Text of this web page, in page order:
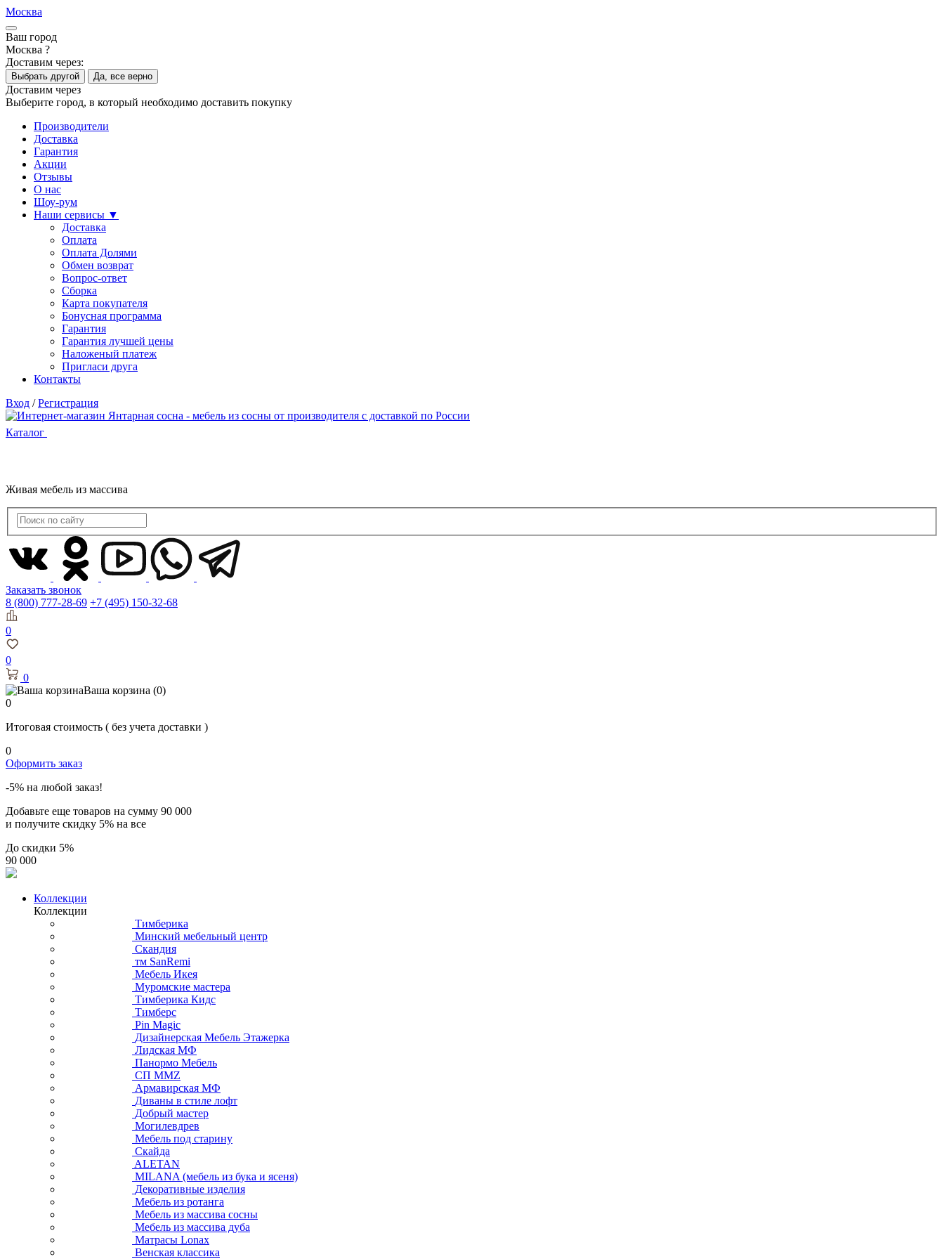
Москва
Ваш город
Москва ?
Доставим через:
Выбрать другой Да, все верно
Доставим через
Выберите город, в который необходимо доставить покупку
Производители
Доставка
Гарантия
Акции
Отзывы
О нас
Шоу-рум
Наши сервисы ▼
Доставка
Оплата
Оплата Долями
Обмен возврат
Вопрос-ответ
Сборка
Карта покупателя
Бонусная программа
Гарантия
Гарантия лучшей цены
Наложеный платеж
Пригласи друга
Контакты
Вход / Регистрация
Каталог
Живая мебель из массива
Заказать звонок
8 (800) 777-28-69 +7 (495) 150-32-68
0
0
0
Ваша корзина (0)
0
Итоговая стоимость ( без учета доставки )
0
Оформить заказ
-5% на любой заказ!
Добавьте еще товаров на сумму 90 000
и получите скидку 5% на все
До скидки 5%
90 000
Коллекции
Коллекции
Тимберика
Минский мебельный центр
Скандия
тм SanRemi
Мебель Икея
Муромские мастера
Тимберика Кидс
Тимберс
Pin Magic
Дизайнерская Мебель Этажерка
Лидская МФ
Панормо Мебель
СП ММZ
Армавирская МФ
Диваны в стиле лофт
Добрый мастер
Могилевдрев
Мебель под старину
Скайда
ALETAN
MILANA (мебель из бука и ясеня)
Декоративные изделия
Мебель из ротанга
Мебель из массива сосны
Мебель из массива дуба
Матрасы Lonax
Венская классика